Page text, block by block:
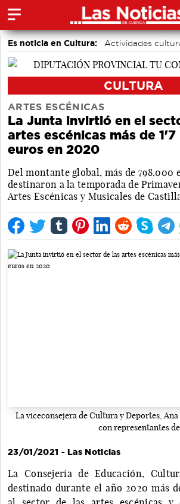
Es noticia en Cultura: Actividades
CULTURA
ARTES ESCÉNICAS
La Junta invirtió en el
artes escénicas más de
euros en 2020
Del montante global, más de 798.000
destinaron a la temporada de
Artes Escénicas y Musicales de
La viceconsejera de Cultura y Deportes,
con representantes
23/01/2021 - Las Noticias
La Consejería de Educación,
destinado durante el año 2020 más